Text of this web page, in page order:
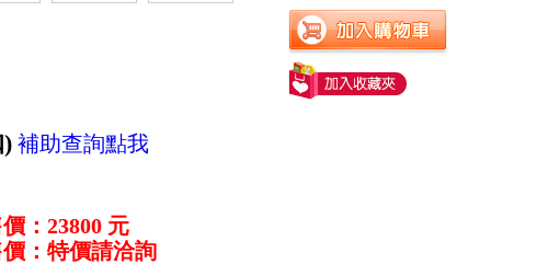
補助查詢點我
：23800 元
：特價請洽詢